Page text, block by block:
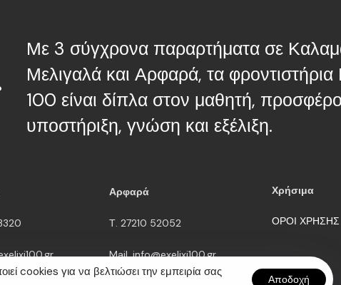
Με 3 σύγχρονα παραρτήματα σε
Μελιγαλά και Αρφαρά, τα
100 είναι δίπλα στον μαθητή,
υποστήριξη, γνώση και εξέλιξη.
Αρφαρά
Τ. 27210 52052
Mail. info@exelixi100.gr
Χρήσιμα
ΟΡΟΙ ΧΡΗΣΗΣ
cookies για να βελτιώσει την εμπειρία σας
Αποδοχή